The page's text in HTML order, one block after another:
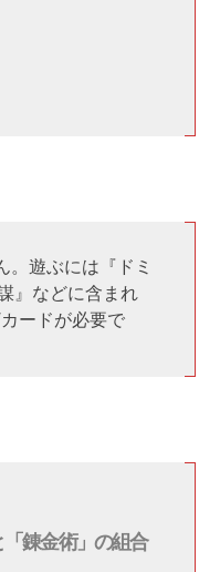
遊ぶには『ドミ
』などに含まれ
カードが必要で
「錬金術」の組合